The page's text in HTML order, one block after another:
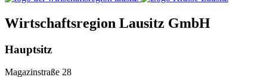
Wirtschaftsregion Lausitz GmbH
Hauptsitz
Magazinstraße 28